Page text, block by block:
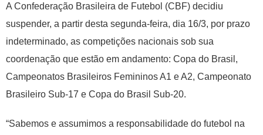
A Confederação Brasileira de Futebol (CBF) decidiu
suspender, a partir desta segunda-feira, dia 16/3, por prazo
indeterminado, as competições nacionais sob sua
coordenação que estão em andamento: Copa do Brasil,
Campeonatos Brasileiros Femininos A1 e A2, Campeonato
Brasileiro Sub-17 e Copa do Brasil Sub-20.
“Sabemos e assumimos a responsabilidade do futebol na